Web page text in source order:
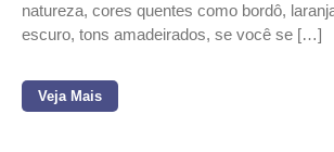
natureza, cores quentes como bordô,
escuro, tons amadeirados, se você se […]
Veja Mais